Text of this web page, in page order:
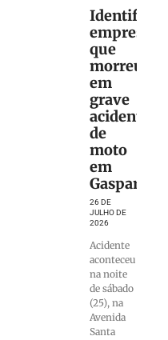
Identificado
empresário
que
morreu
em
grave
acidente
de
moto
em
Gaspar
26 DE
JULHO DE
2026
Acidente
aconteceu
na noite
de sábado
(25), na
Avenida
Santa